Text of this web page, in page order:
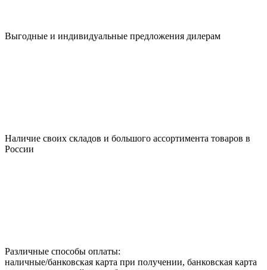
Выгодные и индивидуальные предложения дилерам
Наличие своих складов и большого ассортимента товаров в
России
Различные способы оплаты:
наличные/банковская карта при получении, банковская карта